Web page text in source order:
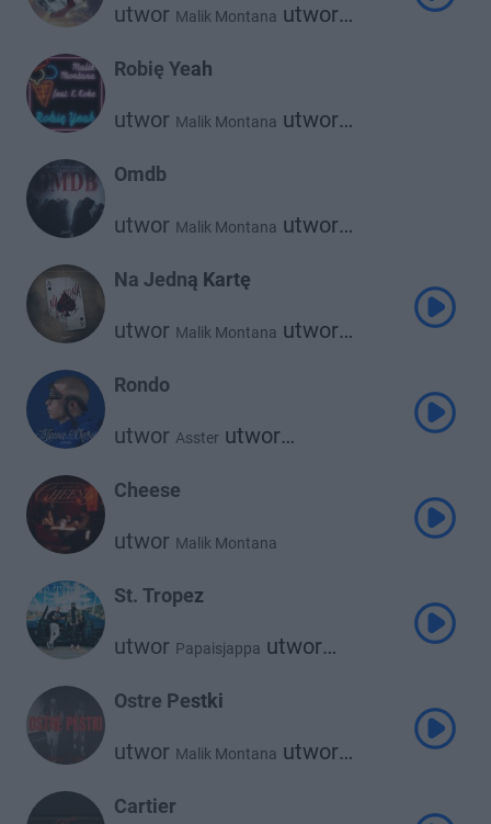
utwor Malik Montana utwor
Robię Yeah
utwor Malik Montana utwor
Omdb
utwor Malik Montana utwor
Na Jedną Kartę
utwor Malik Montana utwor
Rondo
utwor Asster utwor
Cheese
utwor Malik Montana
St. Tropez
utwor Papaisjappa utwor
Ostre Pestki
utwor Malik Montana utwor
Cartier